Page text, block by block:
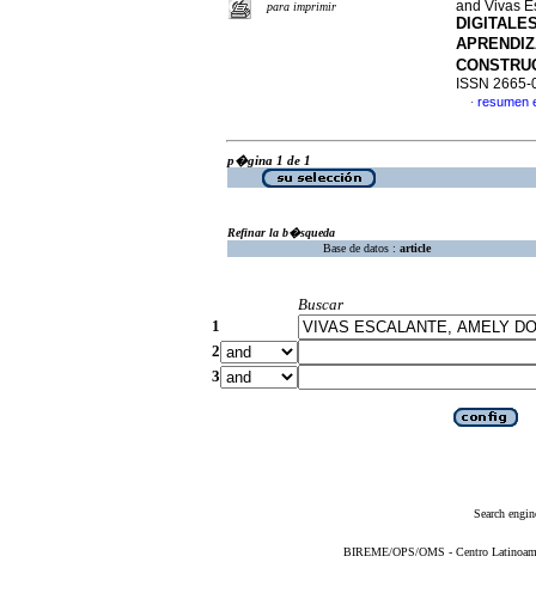
para imprimir
and Vivas
ISSN 2665-
· resumen
p�gina 1 de 1
Refinar la b�squeda
Base de datos : article
Buscar
1
2
3
Search
BIREME/OPS/OMS - Centro